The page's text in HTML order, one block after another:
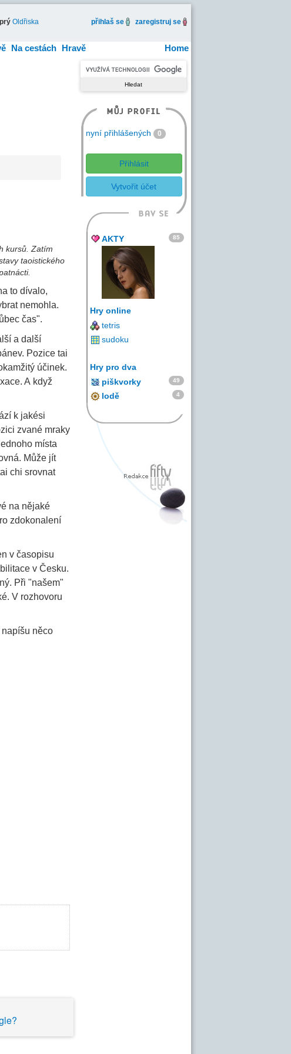
Oldřiska přihlaš se zaregistruj se
Home
Na cestách Hravě
kursů. Zatím
taoistického
to dívalo,
nemohla.
čas".
a další
Pozice tai
účinek.
A když
k jakési
zvané mraky
místa
Může jít
chi srovnat
na nějaké
zdokonalení
v časopisu
v Česku.
Při "našem"
V rozhovoru
něco
nyní přihlášených 0
Přihlásit
Vytvořit účet
AKTY 85
Hry online
tetris
sudoku
Hry pro dva
piškvorky
49
lodě 4